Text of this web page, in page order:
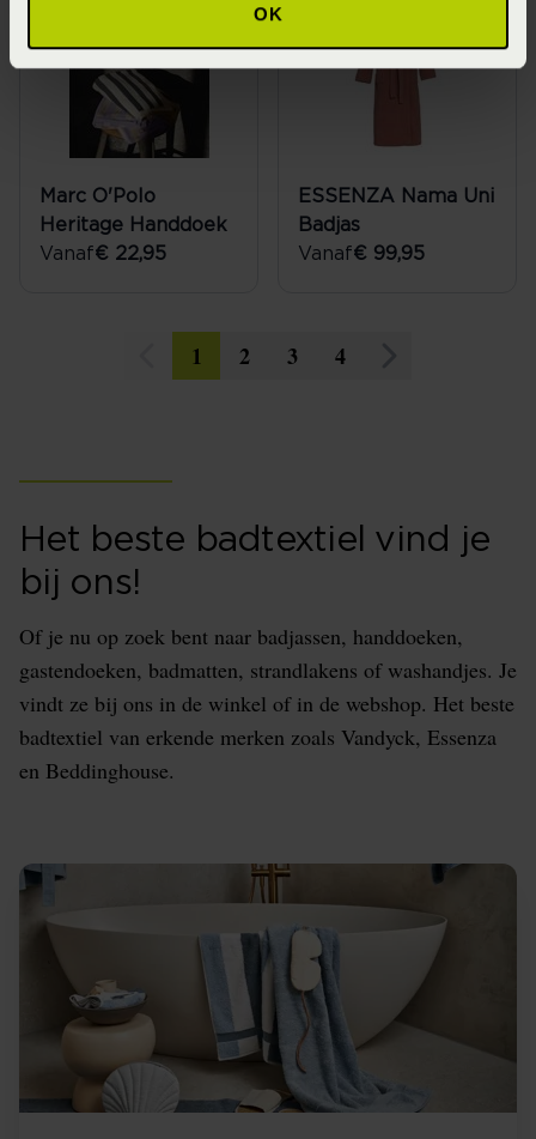
OK
Marc O'Polo
Heritage Handdoek
Vanaf€ 22,95
ESSENZA Nama Uni
Badjas
Vanaf€ 99,95
1 2 3 4
Het beste badtextiel vind je
bij ons!
Of je nu op zoek bent naar badjassen, handdoeken,
gastendoeken, badmatten, strandlakens of washandjes. Je
vindt ze bij ons in de winkel of in de webshop. Het beste
badtextiel van erkende merken zoals Vandyck, Essenza
en Beddinghouse.